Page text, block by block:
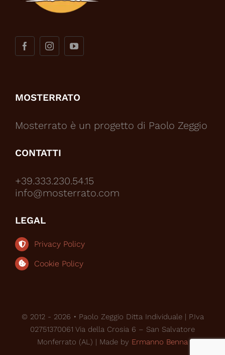
MOSTERRATO
Mosterrato è un progetto di Paolo Zeggio
CONTATTI
+39.333.230.54.15
info@mosterrato.com
LEGAL
Privacy Policy
Cookie Policy
© 2012 - 2026 • Paolo Zeggio Ditta Individuale | P.Iva
02751370061 Via della Crosia 6 – San Salvatore
Monferrato (AL) | Made by Ermanno Benna